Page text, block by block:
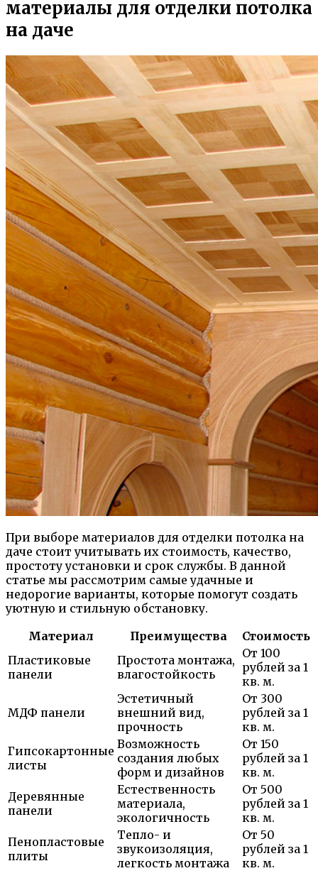
материалы для отделки потолка
на даче
При выборе материалов для отделки потолка на
даче стоит учитывать их стоимость, качество,
простоту установки и срок службы. В данной
статье мы рассмотрим самые удачные и
недорогие варианты, которые помогут создать
уютную и стильную обстановку.
Материал
Преимущества
Стоимость
Пластиковые
панели
Простота монтажа,
влагостойкость
От 100
рублей за 1
кв. м.
МДФ панели
Эстетичный
внешний вид,
прочность
От 300
рублей за 1
кв. м.
Гипсокартонные
листы
Возможность
создания любых
форм и дизайнов
От 150
рублей за 1
кв. м.
Деревянные
панели
Естественность
материала,
экологичность
От 500
рублей за 1
кв. м.
Пенопластовые
плиты
Тепло- и
звукоизоляция,
легкость монтажа
От 50
рублей за 1
кв. м.